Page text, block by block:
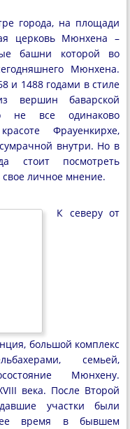
города, на площади
церковь Мюнхена –
башни которой во
Мюнхена.
и 1488 годами в стиле
вершин баварской
не все одинаково
Фрауенкирхе,
внутри. Но в
стоит посмотреть
свое личное мнение.
К северу от
большой комплекс
семьей,
Мюнхену.
века. После Второй
участки были
время в бывшем